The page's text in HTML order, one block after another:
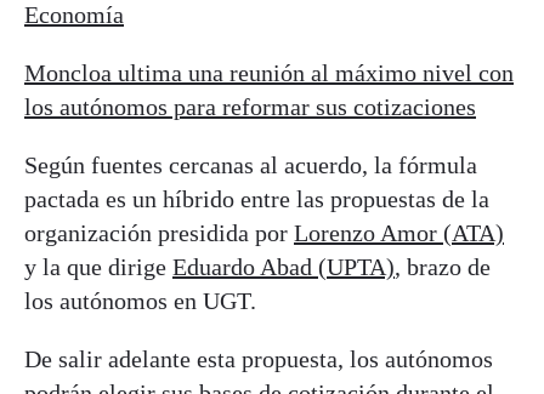
Economía
Moncloa ultima una reunión al máximo nivel con
los autónomos para reformar sus cotizaciones
Según fuentes cercanas al acuerdo, la fórmula
pactada es un híbrido entre las propuestas de la
organización presidida por Lorenzo Amor (ATA)
y la que dirige Eduardo Abad (UPTA), brazo de
los autónomos en UGT.
De salir adelante esta propuesta, los autónomos